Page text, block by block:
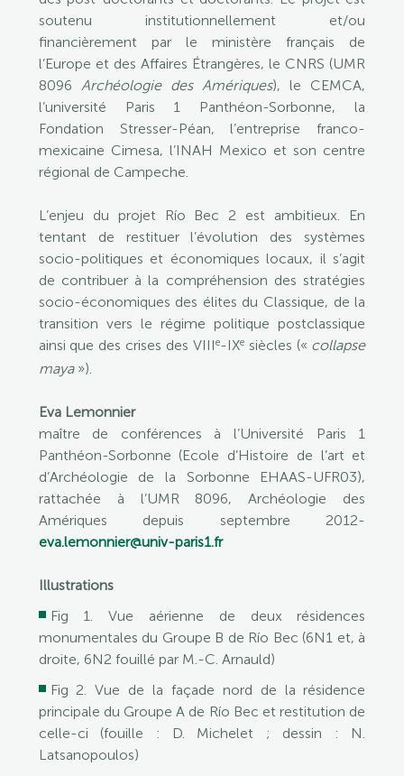
soutenu institutionnellement et/ou
financièrement par le ministère français de
l’Europe et des Affaires Étrangères, le CNRS (UMR
8096 Archéologie des Amériques), le CEMCA,
l’université Paris 1 Panthéon-Sorbonne, la
Fondation Stresser-Péan, l’entreprise franco-
mexicaine Cimesa, l’INAH Mexico et son centre
régional de Campeche.
L’enjeu du projet Río Bec 2 est ambitieux. En
tentant de restituer l’évolution des systèmes
socio-politiques et économiques locaux, il s’agit
de contribuer à la compréhension des stratégies
socio-économiques des élites du Classique, de la
transition vers le régime politique postclassique
ainsi que des crises des VIIIe-IXesiècles (« collapse
maya»).
Eva Lemonnier
maître de conférences à l’Université Paris 1
Panthéon-Sorbonne (Ecole d’Histoire de l’art et
d’Archéologie de la Sorbonne EHAAS-UFR03),
rattachée à l’UMR 8096, Archéologie des
Amériques depuis septembre 2012-
eva.lemonnier@univ-paris1.fr
Illustrations
Fig 1. Vue aérienne de deux résidences
monumentales du Groupe B de Río Bec (6N1 et, à
droite, 6N2 fouillé par M.-C. Arnauld)
Fig 2. Vue de la façade nord de la résidence
principale du Groupe A de Río Bec et restitution de
celle-ci (fouille : D. Michelet ; dessin : N.
Latsanopoulos)